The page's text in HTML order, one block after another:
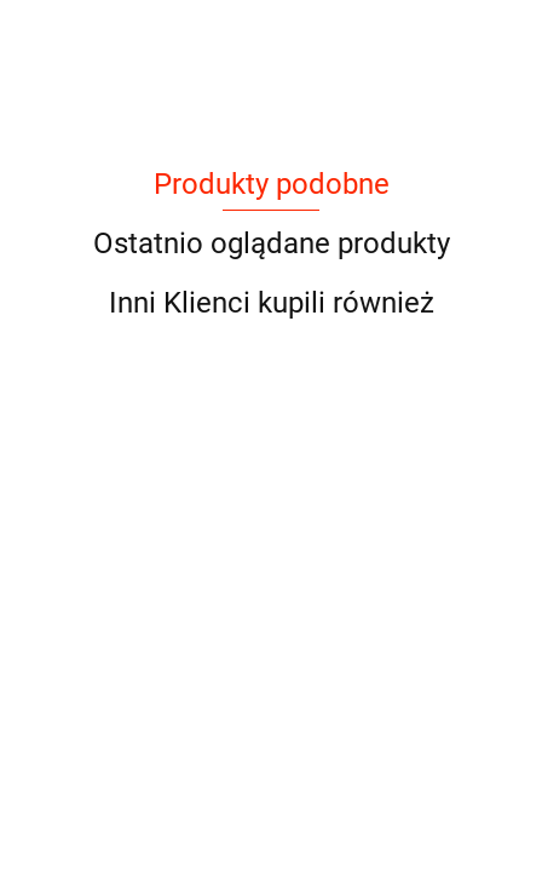
Produkty podobne
Ostatnio oglądane produkty
Inni Klienci kupili również